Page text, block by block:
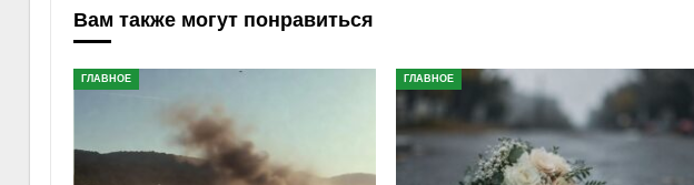
Вам также могут понравиться
ГЛАВНОЕ ГЛАВНОЕ